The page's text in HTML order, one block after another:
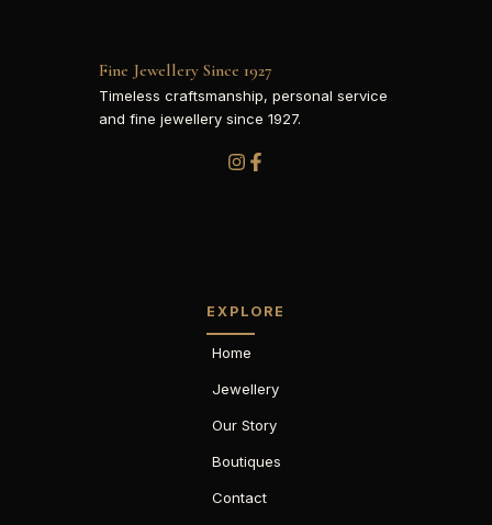
Fine Jewellery Since 1927
Timeless craftsmanship, personal service
and fine jewellery since 1927.
EXPLORE
Home
Jewellery
Our Story
Boutiques
Contact